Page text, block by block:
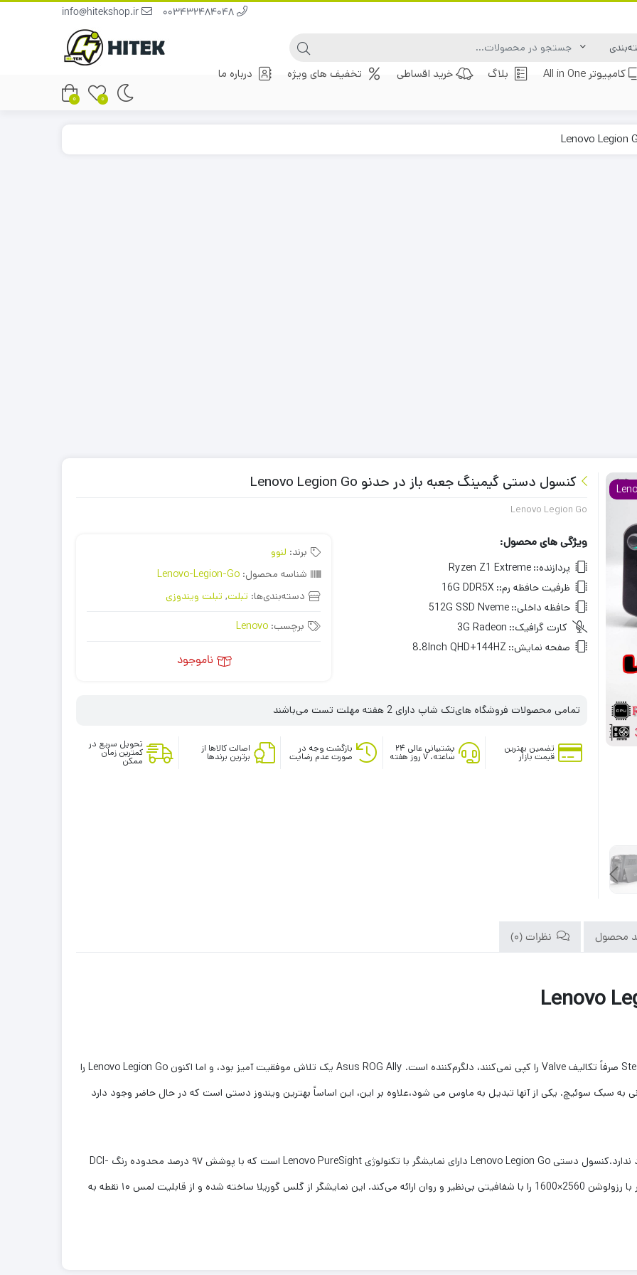
کامپیوتر All in One بلاگ خرید اقساطی تخفیف های ویژه درباره ما
0
0
کنسول دستی گیمینگ جعبه باز در حدنو Lenovo Legion Go
Lenovo Legion Go
ویژگی های محصول:
پردازنده:: Ryzen Z1 Extreme
ظرفیت حافظه رم:: 16G DDR5X
حافظه داخلی:: 512G SSD Nveme
کارت گرافیک:: 3G Radeon
صفحه نمایش:: 8.8Inch QHD+144HZ
برند: لنوو
شناسه محصول: Lenovo-Legion-Go
دسته‌بندی‌ها: تبلت, تبلت ویندوزی
برچسب: Lenovo
ناموجود
تمامی محصولات فروشگاه های‌تک شاپ دارای 2 هفته مهلت تست می‌باشند
تضمین بهترین
قیمت بازار
پشتیبانی عالی ۲۴
ساعته، ۷ روز هفته
بازگشت وجه در
صورت عدم رضایت
اصالت کالاها از
برترین برندها
تحویل سریع در
کمترین زمان
ممکن
محصول نظرات (0)
دیدن اینکه چگونه رایانه‌های شخصی دستی پس از Steam Deck صرفاً تکالیف Valve را کپی نمی‌کنند، دلگرم‌کننده است. Asus ROG Ally یک تلاش موفقیت آمیز بود، و اما اکنون Lenovo Legion Go را
به سبک سوئیچ. یکی از آنها تبدیل به ماوس می شود،علاوه بر این، این اساساً بهترین ویندوز دستی است که در حال حاضر وجود دارد
هیچ بحثی در مورد داشتن بهترین مشخصات در کلاس وجود ندارد.کنسول دستی Lenovo Legion Go دارای نمایشگر با تکنولوژی Lenovo PureSight است که با پوشش ۹۷ درصد محدوده رنگ DCI-
P3، روشنایی 500 نیت و نرخ بازیابی تصویر ۱۴۴ هرتز، تصویر با رزولوشن 2560×1600 را با شفافیتی بی‌نظیر و روان ارائه می‌کند. این نمایشگر از گلس گوریلا ساخته شده و از قابلیت لمس ۱۰ نقطه به